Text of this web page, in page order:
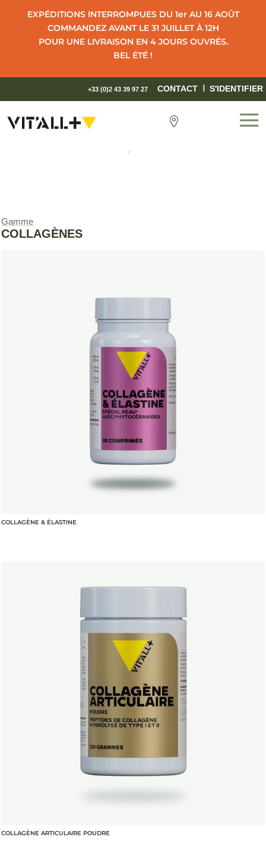
EXPÉDITIONS INTERROMPUES DU 1er AU 16 AOÛT
COMMANDEZ AVANT LE 31 JUILLET À 12H
POUR UNE LIVRAISON EN 4 JOURS OUVRÉS.
BEL ÉTÉ !
+33 (0)2 43 39 97 27 CONTACT I S'IDENTIFIER

Gamme
COLLAGÈNES
COLLAGÈNE & ÉLASTINE
COLLAGÈNE ARTICULAIRE POUDRE